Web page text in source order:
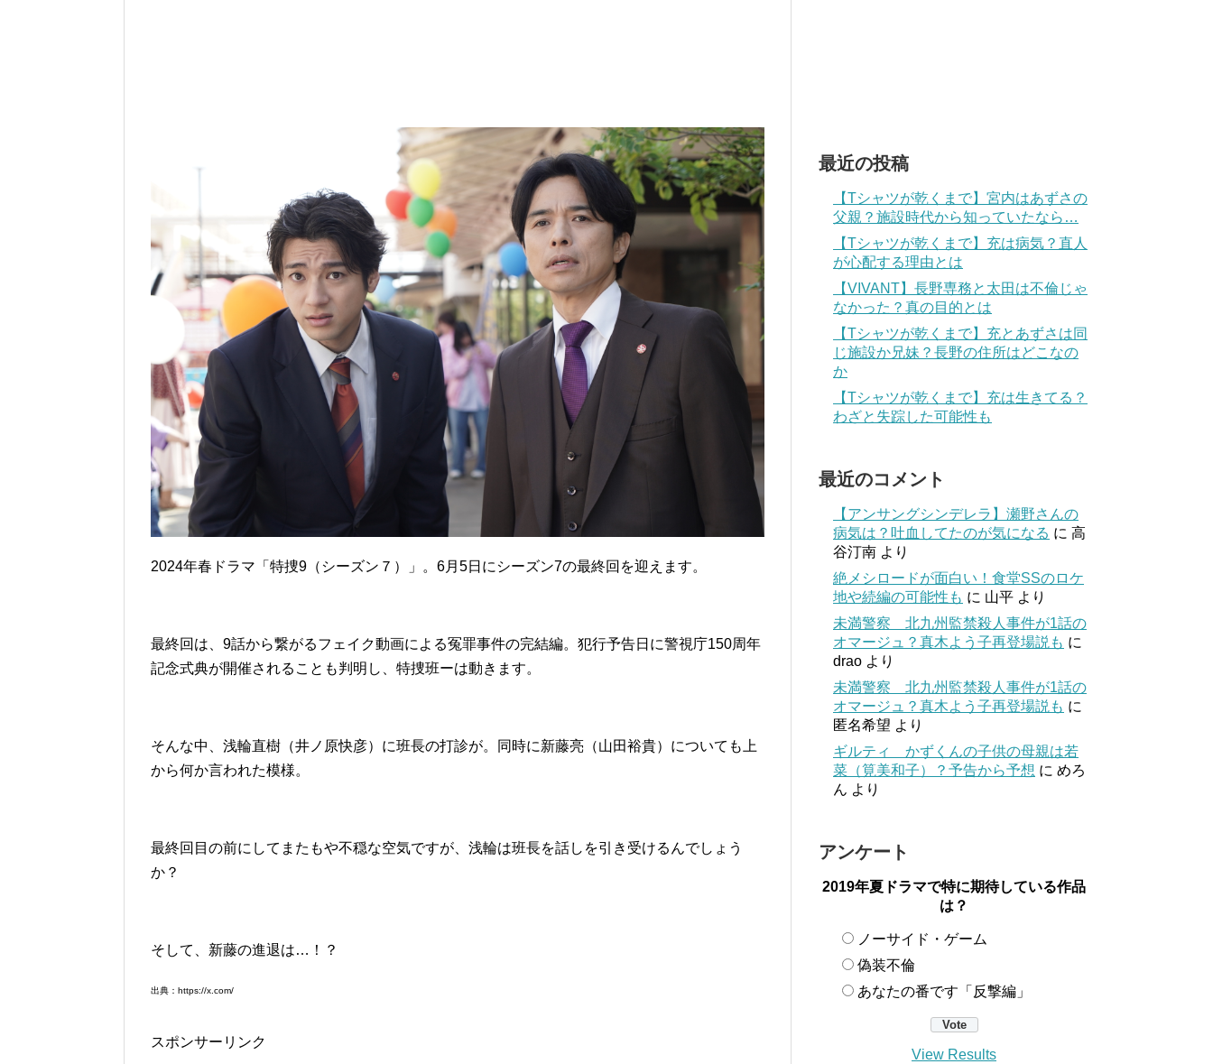
2024年春ドラマ「特捜9（シーズン７）」。6月5日にシーズン7の最終回を迎えます。
最終回は、9話から繋がるフェイク動画による冤罪事件の完結編。犯行予告日に警視庁150周年
記念式典が開催されることも判明し、特捜班ーは動きます。
そんな中、浅輪直樹（井ノ原快彦）に班長の打診が。同時に新藤亮（山田裕貴）についても上
から何か言われた模様。
最終回目の前にしてまたもや不穏な空気ですが、浅輪は班長を話しを引き受けるんでしょう
か？
そして、新藤の進退は…！？
出典：https://x.com/
スポンサーリンク
最近の投稿
【Tシャツが乾くまで】宮内はあずさの
父親？施設時代から知っていたなら…
【Tシャツが乾くまで】充は病気？直人
が心配する理由とは
【VIVANT】長野専務と太田は不倫じゃ
なかった？真の目的とは
【Tシャツが乾くまで】充とあずさは同
じ施設か兄妹？長野の住所はどこなの
か
【Tシャツが乾くまで】充は生きてる？
わざと失踪した可能性も
最近のコメント
【アンサングシンデレラ】瀬野さんの
病気は？吐血してたのが気になる に 高
谷汀南 より
絶メシロードが面白い！食堂SSのロケ
地や続編の可能性も に 山平 より
未満警察 北九州監禁殺人事件が1話の
オマージュ？真木よう子再登場説も に
drao より
未満警察 北九州監禁殺人事件が1話の
オマージュ？真木よう子再登場説も に
匿名希望 より
ギルティ かずくんの子供の母親は若
菜（筧美和子）？予告から予想 に めろ
ん より
アンケート
2019年夏ドラマで特に期待している作品
は？
ノーサイド・ゲーム
偽装不倫
あなたの番です「反撃編」
View Results